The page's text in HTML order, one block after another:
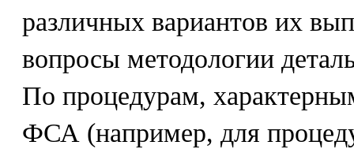
различных вариантов их
вопросы методологии
По процедурам,
ФСА (например, для